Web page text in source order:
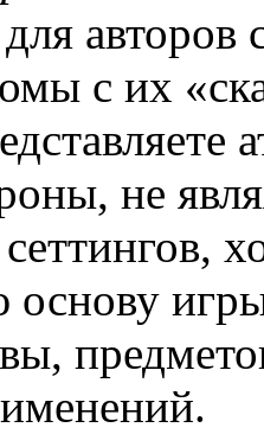
авторов
с их
не